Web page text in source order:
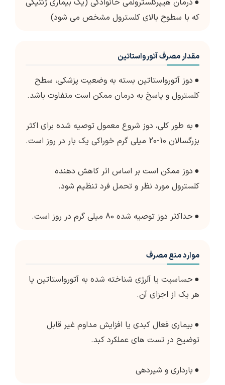
● درمان هیپرکلسترولمی خانوادگی (یک بیماری ژنتیکی
که با سطوح بالای کلسترول مشخص می شود)
مقدار مصرف آتورواستاتین
● دوز آتورواستاتین بسته به وضعیت پزشکی، سطح
کلسترول و پاسخ به درمان ممکن است متفاوت باشد.
● به طور کلی، دوز شروع معمول توصیه شده برای اکثر
بزرگسالان 10-20 میلی گرم خوراکی یک بار در روز است.
● دوز ممکن است بر اساس اثر کاهش دهنده
کلسترول مورد نظر و تحمل فرد تنظیم شود.
● حداکثر دوز توصیه شده 80 میلی گرم در روز است.
موارد منع مصرف
● حساسیت یا آلرژی شناخته شده به آتورواستاتین یا
هر یک از اجزای آن.
● بیماری فعال کبدی یا افزایش مداوم غیر قابل
توضیح در تست های عملکرد کبد.
● بارداری و شیردهی